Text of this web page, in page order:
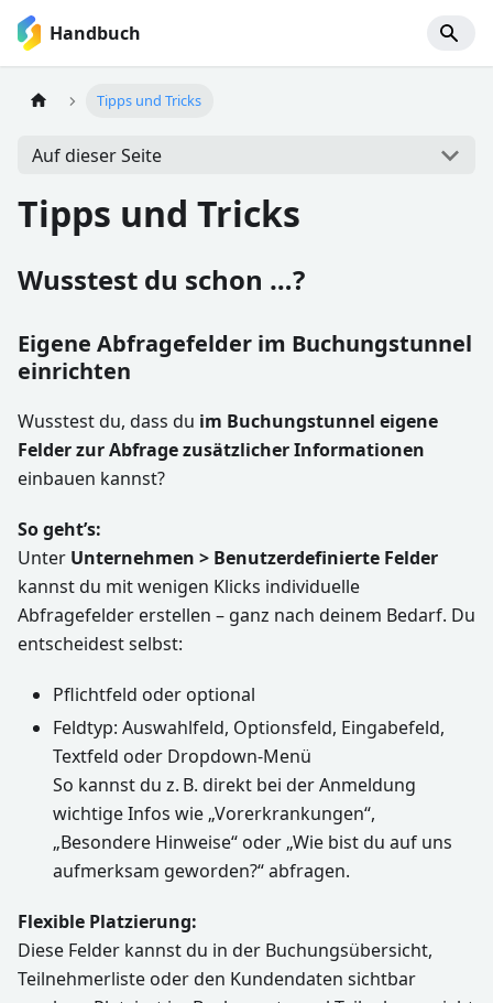
Handbuch
Tipps und Tricks
Auf dieser Seite
Tipps und Tricks
Wusstest du schon …?
Eigene Abfragefelder im Buchungstunnel
einrichten
Wusstest du, dass du im Buchungstunnel eigene
Felder zur Abfrage zusätzlicher Informationen
einbauen kannst?
So geht’s:
Unter Unternehmen > Benutzerdefinierte Felder
kannst du mit wenigen Klicks individuelle
Abfragefelder erstellen – ganz nach deinem Bedarf. Du
entscheidest selbst:
Pflichtfeld oder optional
Feldtyp: Auswahlfeld, Optionsfeld, Eingabefeld,
Textfeld oder Dropdown-Menü
So kannst du z. B. direkt bei der Anmeldung
wichtige Infos wie „Vorerkrankungen“,
„Besondere Hinweise“ oder „Wie bist du auf uns
aufmerksam geworden?“ abfragen.
Flexible Platzierung:
Diese Felder kannst du in der Buchungsübersicht,
Teilnehmerliste oder den Kundendaten sichtbar